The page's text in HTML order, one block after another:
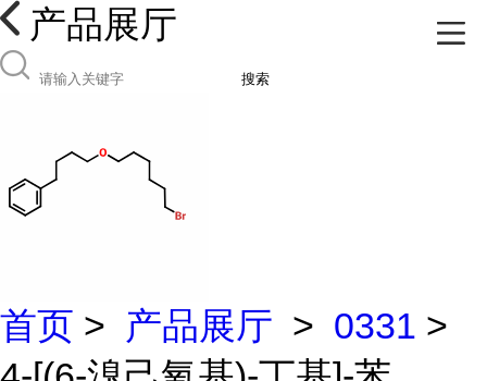
产品展厅
搜索
首页 > 产品展厅 > 0331 >